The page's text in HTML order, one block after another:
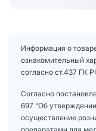
Информация о
ознакомительный
согласно ст.437 ГК
Согласно
697 "Об
осуществление